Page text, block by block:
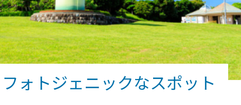
ォトジェニックなスポット